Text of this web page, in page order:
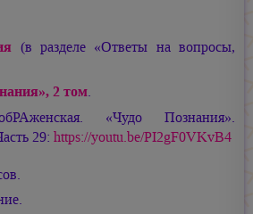
(в разделе «Ответы на вопросы,
2 том.
«Чудо Познания».
29: https://youtu.be/PI2gF0VKvB4